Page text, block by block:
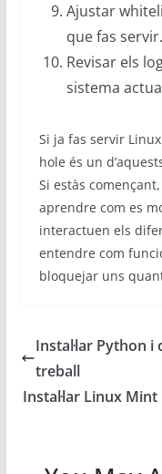
Ajustar
que fas servir.
Revisar els
sistema
Si ja fas servir
hole és un
Si estàs
aprendre com es
interactuen els
entendre com
bloquejar uns
Instal·lar Python
treball
Instal·lar Linux